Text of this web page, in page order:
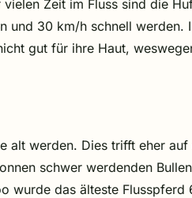
Zeit im Fluss sind die
und 30 km/h schnell werden.
gut für ihre Haut,
alt werden. Dies trifft eher
schwer werdenden
wurde das älteste Flusspferd